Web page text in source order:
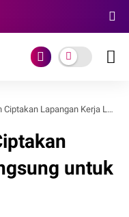
Kerja Langsung untuk 741 Ribu Orang
untuk